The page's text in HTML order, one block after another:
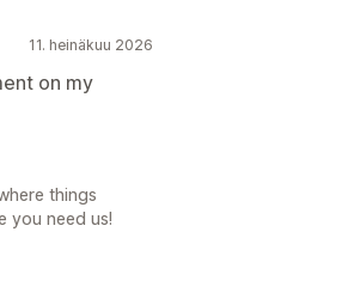
11. heinäkuu 2026
on my
things
you need us!